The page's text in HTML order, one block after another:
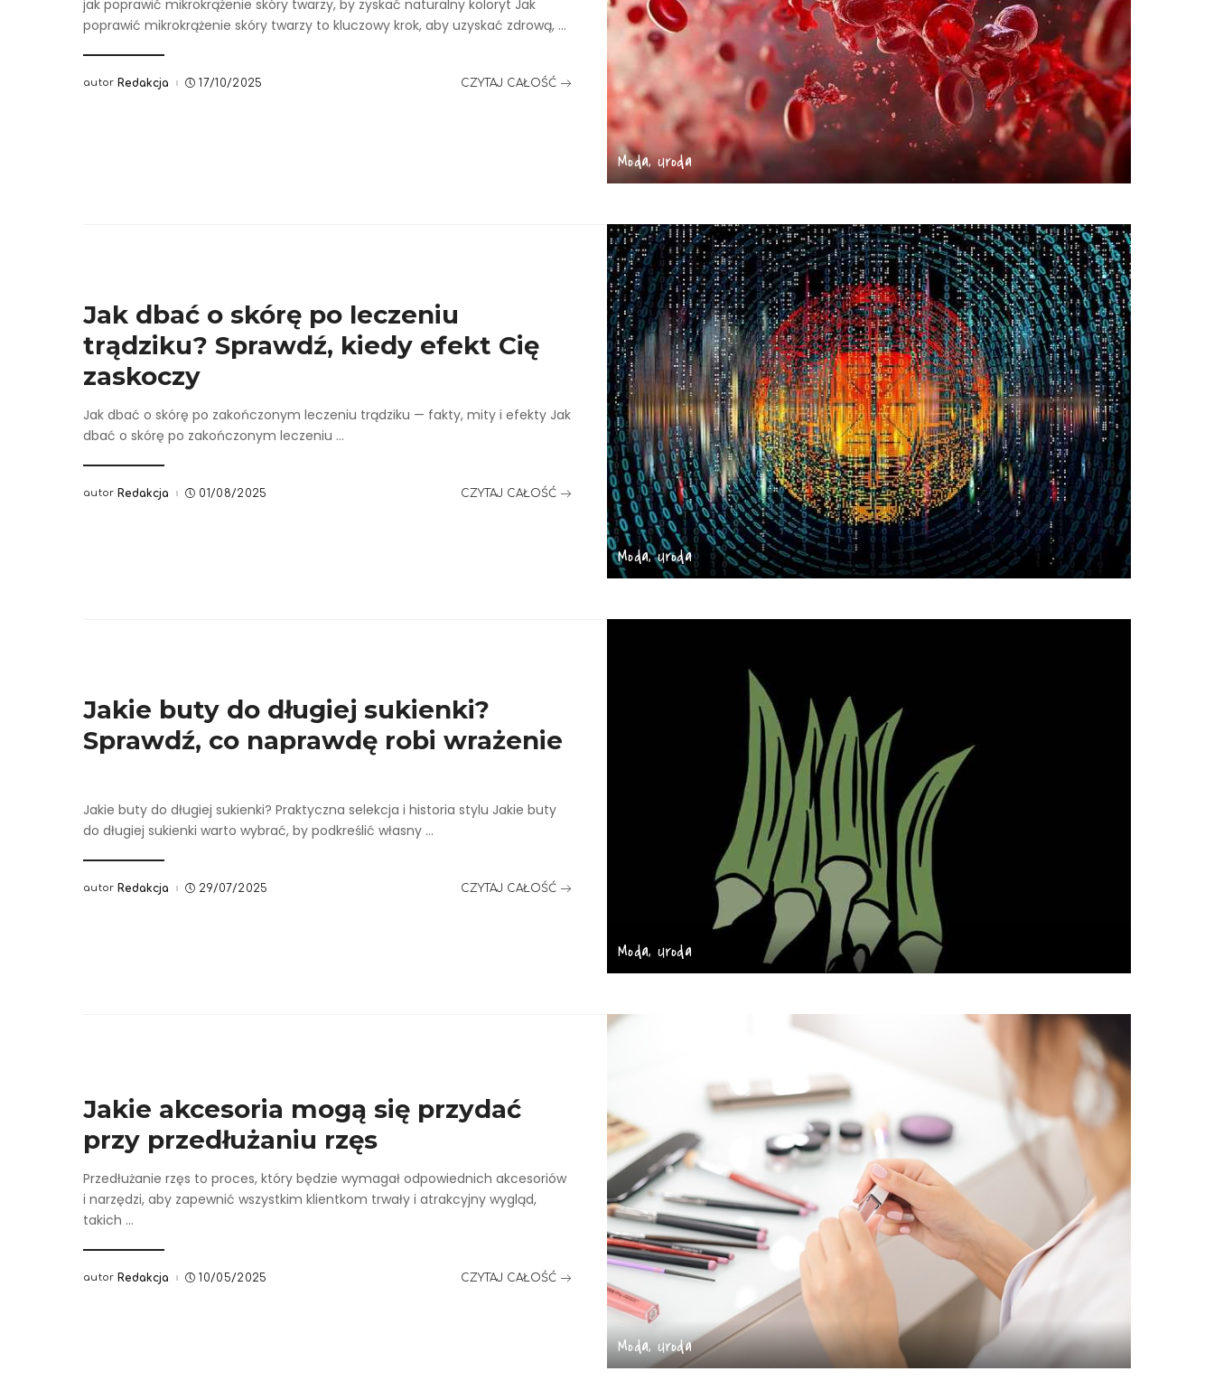
Moda, Uroda
jak poprawić mikrokrążenie skóry twarzy, by zyskać naturalny koloryt Jak
poprawić mikrokrążenie skóry twarzy to kluczowy krok, aby uzyskać zdrową, ...
Posted
autor Redakcja 17/10/2025 CZYTAJ CAŁOŚĆ
Moda, Uroda
Jak dbać o skórę po leczeniu
trądziku? Sprawdź, kiedy efekt Cię
zaskoczy
Jak dbać o skórę po zakończonym leczeniu trądziku — fakty, mity i efekty Jak
dbać o skórę po zakończonym leczeniu ...
Posted
autor Redakcja 01/08/2025 CZYTAJ CAŁOŚĆ
Moda, Uroda
Jakie buty do długiej sukienki?
Sprawdź, co naprawdę robi wrażenie
Jakie buty do długiej sukienki? Praktyczna selekcja i historia stylu Jakie buty
do długiej sukienki warto wybrać, by podkreślić własny ...
Posted
autor Redakcja 29/07/2025 CZYTAJ CAŁOŚĆ
Moda, Uroda
Jakie akcesoria mogą się przydać
przy przedłużaniu rzęs
Przedłużanie rzęs to proces, który będzie wymagał odpowiednich akcesoriów
i narzędzi, aby zapewnić wszystkim klientkom trwały i atrakcyjny wygląd,
takich ...
Posted
autor Redakcja 10/05/2025 CZYTAJ CAŁOŚĆ